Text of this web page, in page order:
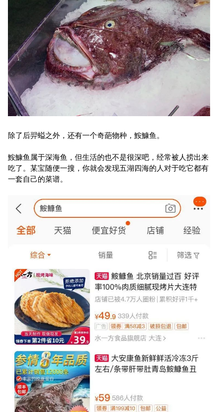
除了后羿螠之外，还有一个奇葩物种，鮟鱇鱼。
鮟鱇鱼属于深海鱼，但生活的也不是很深吧，经常被人捞出来
吃了。某宝随便一搜，你就会发现五湖四海的人对于吃它都有
一套自己的菜谱。